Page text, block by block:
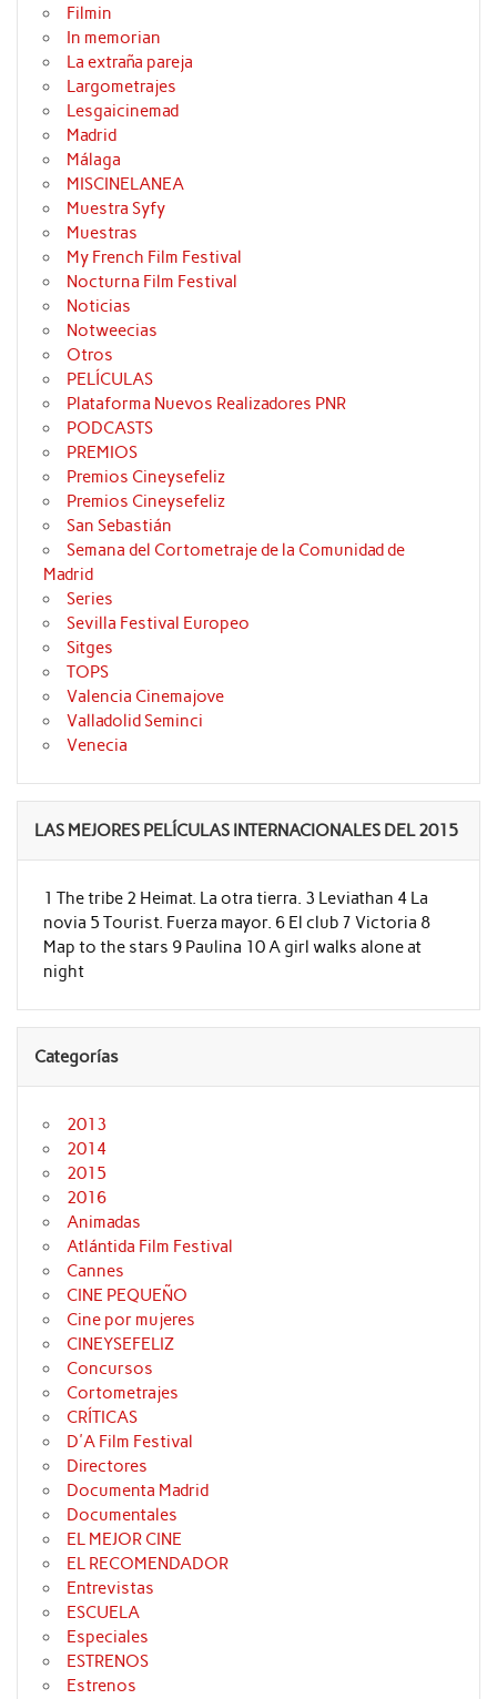
Filmin
In memorian
La extraña pareja
Largometrajes
Lesgaicinemad
Madrid
Málaga
MISCINELANEA
Muestra Syfy
Muestras
My French Film Festival
Nocturna Film Festival
Noticias
Notweecias
Otros
PELÍCULAS
Plataforma Nuevos Realizadores PNR
PODCASTS
PREMIOS
Premios Cineysefeliz
Premios Cineysefeliz
San Sebastián
Semana del Cortometraje de la Comunidad de
Madrid
Series
Sevilla Festival Europeo
Sitges
TOPS
Valencia Cinemajove
Valladolid Seminci
Venecia
LAS MEJORES PELÍCULAS INTERNACIONALES DEL 2015
1 The tribe 2 Heimat. La otra tierra. 3 Leviathan 4 La
novia 5 Tourist. Fuerza mayor. 6 El club 7 Victoria 8
Map to the stars 9 Paulina 10 A girl walks alone at
night
Categorías
2013
2014
2015
2016
Animadas
Atlántida Film Festival
Cannes
CINE PEQUEÑO
Cine por mujeres
CINEYSEFELIZ
Concursos
Cortometrajes
CRÍTICAS
D'A Film Festival
Directores
Documenta Madrid
Documentales
EL MEJOR CINE
EL RECOMENDADOR
Entrevistas
ESCUELA
Especiales
ESTRENOS
Estrenos